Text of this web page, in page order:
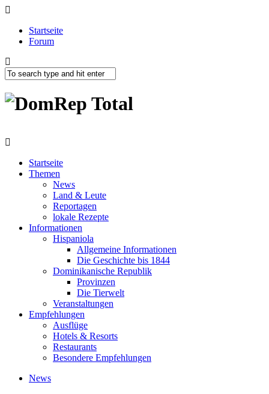
Startseite
Forum
Startseite
Themen
News
Land & Leute
Reportagen
lokale Rezepte
Informationen
Hispaniola
Allgemeine Informationen
Die Geschichte bis 1844
Dominikanische Republik
Provinzen
Die Tierwelt
Veranstaltungen
Empfehlungen
Ausflüge
Hotels & Resorts
Restaurants
Besondere Empfehlungen
News